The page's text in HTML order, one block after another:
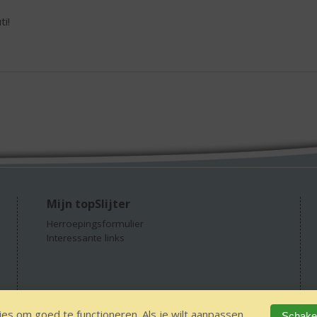
Mijn topSlijter
Herroepingsformulier
Interessante links
om goed te functioneren. Als je wilt aanpassen